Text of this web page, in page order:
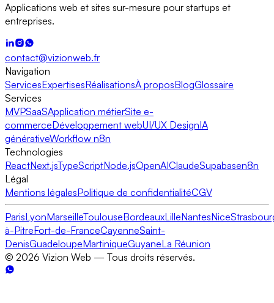
Applications web et sites sur-mesure pour startups et
entreprises.
contact@vizionweb.fr
Navigation
ServicesExpertisesRéalisationsÀ proposBlogGlossaire
Services
MVPSaaSApplication métierSite e-
commerceDéveloppement webUI/UX DesignIA
générativeWorkflow n8n
Technologies
ReactNext.jsTypeScriptNode.jsOpenAIClaudeSupabasen8n
Légal
Mentions légalesPolitique de confidentialitéCGV
ParisLyonMarseilleToulouseBordeauxLilleNantesNice
à-PitreFort-de-FranceCayenneSaint-
DenisGuadeloupeMartiniqueGuyaneLa Réunion
© 2026 Vizion Web — Tous droits réservés.